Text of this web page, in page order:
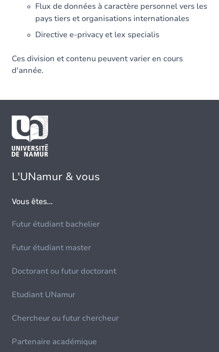
Flux de données à caractère personnel vers les
pays tiers et organisations internationales
Directive e-privacy et lex specialis
Ces division et contenu peuvent varier en cours
d'année.
L'UNamur & vous
Vous êtes...
Futur étudiant bachelier
Futur étudiant master
Doctorant ou futur doctorant
Etudiant UNamur
Chercheur ou futur chercheur
Partenaire académique